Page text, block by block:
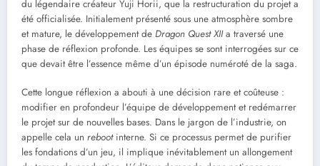
du légendaire créateur Yuji Horii, que la restructuration du projet a
été officialisée. Initialement présenté sous une atmosphère sombre
et mature, le développement de Dragon Quest XIIa traversé une
phase de réflexion profonde. Les équipes se sont interrogées sur ce
que devait être l’essence même d’un épisode numéroté de la saga.
Cette longue réflexion a abouti à une décision rare et coûteuse :
modifier en profondeur l’équipe de développement et redémarrer
le projet sur de nouvelles bases. Dans le jargon de l’industrie, on
appelle cela un rebootinterne. Si ce processus permet de purifier
les fondations d’un jeu, il implique inévitablement un allongement